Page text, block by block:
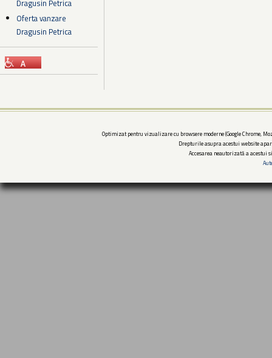
Dragusin Petrica
Oferta vanzare
Dragusin Petrica
Optimizat pentru vizualizare cu browsere moderne (Google Chrome,
Drepturile asupra acestui website
Accesarea neautorizată a acestui